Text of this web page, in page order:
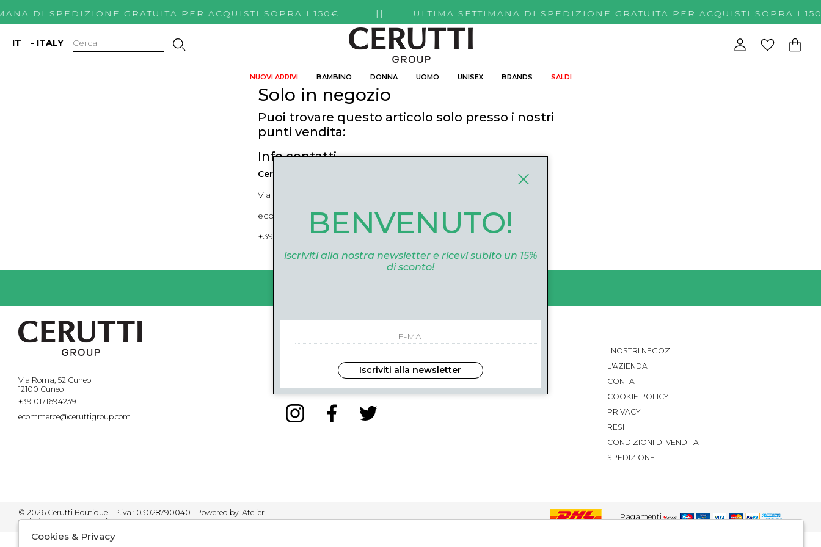
DI SPEDIZIONE GRATUITA PER ACQUISTI SOPRA I 150€ || ULTIMA SETTIMANA DI SPEDIZIONE GRATUITA PER ACQUISTI
IT | - ITALY
NUOVI ARRIVI BAMBINO DONNA UOMO UNISEX BRANDS SALDI
Solo in negozio
Puoi trovare questo articolo solo presso i nostri
punti vendita:
Info contatti
Cerutti Boutique
Via Roma, 52 Cuneo 12100 Cuneo
ecommerce@ceruttigroup.com
+39 0171694239
Via Roma, 52 Cuneo
12100 Cuneo
+39 0171694239
ecommerce@ceruttigroup.com
ho letto ed accettato le condizioni sulla privacy.
I NOSTRI NEGOZI
L'AZIENDA
CONTATTI
COOKIE POLICY
PRIVACY
RESI
CONDIZIONI DI VENDITA
SPEDIZIONE
© 2026 Cerutti Boutique - P.iva : 03028790040 Powered by Atelier
societàgruppo Zucchetti
Pagamenti
BENVENUTO!
iscriviti alla nostra newsletter e ricevi subito un 15%
di sconto!
Iscriviti alla newsletter
Cookies & Privacy